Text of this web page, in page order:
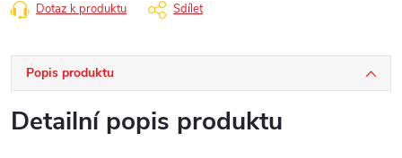
Dotaz k produktu Sdílet
Popis produktu
Detailní popis produktu